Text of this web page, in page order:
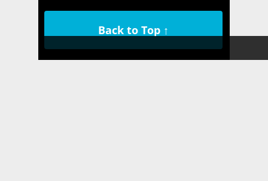
Back to Top ↑